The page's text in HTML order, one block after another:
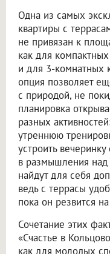
Одна из самых
квартиры с
не привязан к
как для
и для 3-комнатных
опция позволяет
с природой, не
планировка
разных
утреннюю
устроить
в размышления
найдут для себя
ведь с террасы
пока он резвится
Сочетание этих
«Счастье в
как для молодых